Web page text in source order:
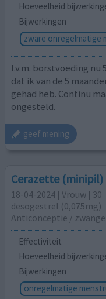
Hoeveelheid
Bijwerkingen
zware onregelmatige
I.v.m. borstvoeding nu
dat ik van de 5
gehad heb. Continu
ongesteld.
geef mening
Cerazette (minipil)
18-04-2024 | Vrouw | 30
desogestrel (0,075mg)
Anticonceptie /
Effectiviteit
Hoeveelheid
Bijwerkingen
onregelmatige